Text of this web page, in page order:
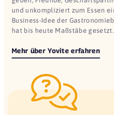
und unkompliziert zum Essen
Business-Idee der
hat bis heute Maßstäbe gesetzt.
Mehr über Yovite erfahren